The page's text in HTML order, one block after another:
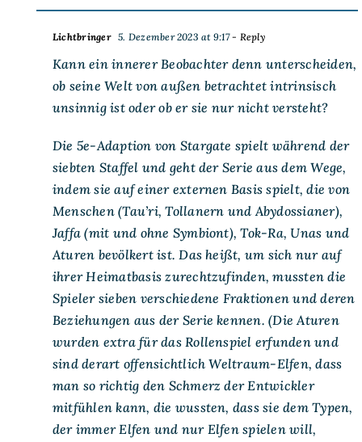
Lichtbringer 5. Dezember 2023 at 9:17- Reply
Kann ein innerer Beobachter denn unterscheiden,
ob seine Welt von außen betrachtet intrinsisch
unsinnig ist oder ob er sie nur nicht versteht?
Die 5e-Adaption von Stargate spielt während der
siebten Staffel und geht der Serie aus dem Wege,
indem sie auf einer externen Basis spielt, die von
Menschen (Tau’ri, Tollanern und Abydossianer),
Jaffa (mit und ohne Symbiont), Tok-Ra, Unas und
Aturen bevölkert ist. Das heißt, um sich nur auf
ihrer Heimatbasis zurechtzufinden, mussten die
Spieler sieben verschiedene Fraktionen und deren
Beziehungen aus der Serie kennen. (Die Aturen
wurden extra für das Rollenspiel erfunden und
sind derart offensichtlich Weltraum-Elfen, dass
man so richtig den Schmerz der Entwickler
mitfühlen kann, die wussten, dass sie dem Typen,
der immer Elfen und nur Elfen spielen will,